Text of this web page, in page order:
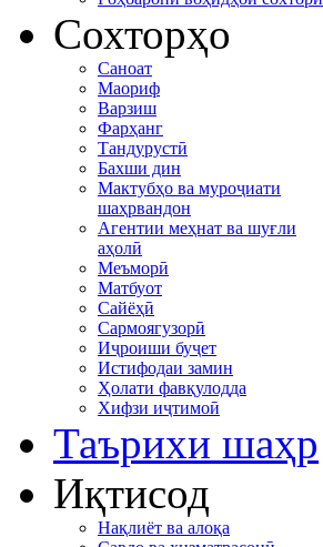
Сохторҳо
Саноат
Маориф
Варзиш
Фарҳанг
Тандурустӣ
Бахши дин
Мактубҳо ва муроҷиати
шаҳрвандон
Агентии меҳнат ва шуғли
аҳолӣ
Меъморӣ
Матбуот
Сайёҳӣ
Сармоягузорӣ
Иҷроиши буҷет
Истифодаи замин
Ҳолати фавқулодда
Хифзи иҷтимоӣ
Таърихи шаҳр
Иқтисод
Нақлиёт ва алоқа